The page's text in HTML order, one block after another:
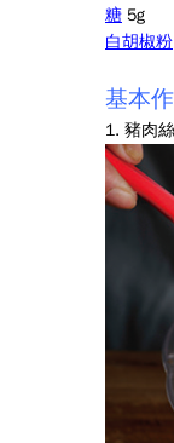
糖 5g
白胡椒粉
基本
1. 豬肉